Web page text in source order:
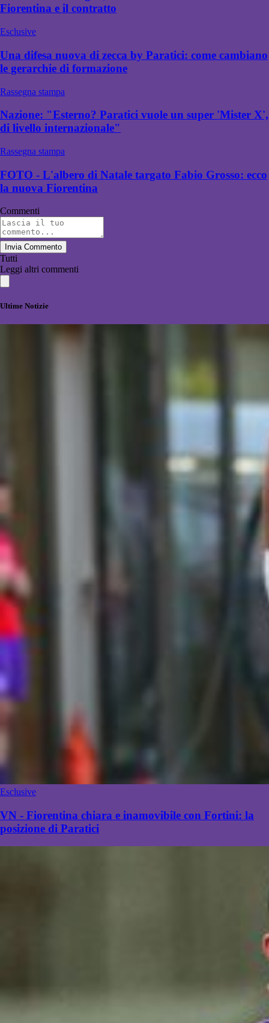
Fiorentina e il contratto
Esclusive
Una difesa nuova di zecca by Paratici: come cambiano
le gerarchie di formazione
Rassegna stampa
Nazione: "Esterno? Paratici vuole un super 'Mister X',
di livello internazionale"
Rassegna stampa
FOTO - L'albero di Natale targato Fabio Grosso: ecco
la nuova Fiorentina
Commenti
Invia Commento
Tutti
Leggi altri commenti
Ultime Notizie
Esclusive
VN - Fiorentina chiara e inamovibile con Fortini: la
posizione di Paratici